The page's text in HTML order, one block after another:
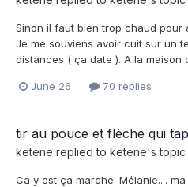
Sinon il faut bien trop chaud pour
Je me souviens avoir cuit sur un
distances ( ça date ). A la maison
June 26 70 replies
tir au pouce et flèche qui
ketene replied to ketene's topic
Ca y est ça marche. Mélanie....